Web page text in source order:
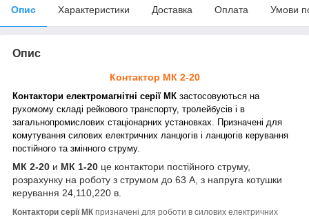
Опис Характеристики Доставка Оплата Умови
Опис
Контактор МК 2-20
Контактори електромагнітні серії МК застосовуються на
рухомому складі рейкового транспорту, тролейбусів і в
загальнопромислових стаціонарних установках. Призначені для
комутування силових електричних ланцюгів і ланцюгів керування
постійного та змінного струму.
МК 2-20 и МК 1-20 це контактори постійного струму,
розрахунку на роботу з струмом до 63 А, з напруга котушки
керування 24,110,220 в.
Контактори серії МК призначені для роботи в силових електричних